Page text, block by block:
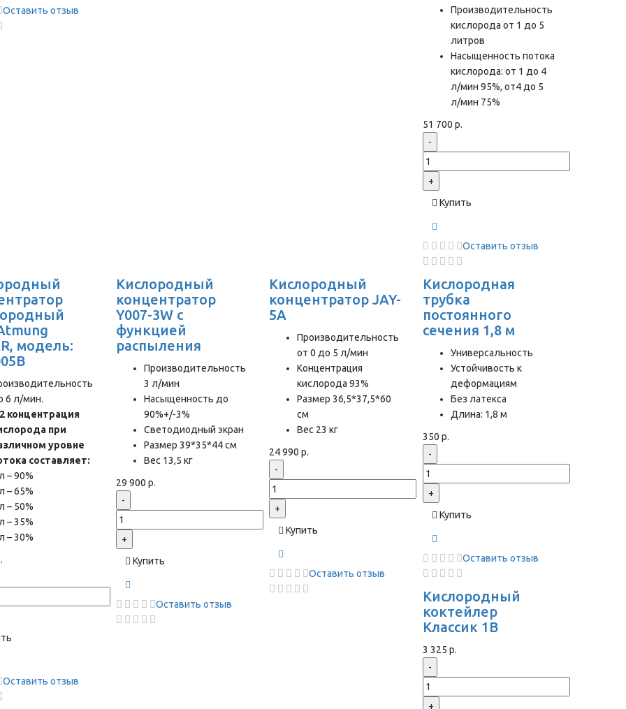
Оставить отзыв
Производительность
кислорода от 1 до 5
литров
Насыщенность потока
кислорода: от 1 до 4
л/мин 95%, от4 до 5
л/мин 75%
51 700 р.
-
+
Купить
Оставить отзыв
модель:
6 л/мин.
концентрация
при
уровне
составляет:
– 90%
– 65%
– 50%
– 35%
– 30%
Оставить отзыв
Кислородный
концентратор
Y007-3W с
функцией
распыления
Производительность
3 л/мин
Насыщенность до
90%+/-3%
Светодиодный экран
Размер 39*35*44 см
Вес 13,5 кг
29 900 р.
-
+
Купить
Оставить отзыв
Кислородный
концентратор JAY-
5A
Производительность
от 0 до 5 л/мин
Концентрация
кислорода 93%
Размер 36,5*37,5*60
см
Вес 23 кг
24 990 р.
-
+
Купить
Оставить отзыв
Кислородная
трубка
постоянного
сечения 1,8 м
Универсальность
Устойчивость к
деформациям
Без латекса
Длина: 1,8 м
350 р.
-
+
Купить
Оставить отзыв
Кислородный
коктейлер
Классик 1В
3 325 р.
-
+